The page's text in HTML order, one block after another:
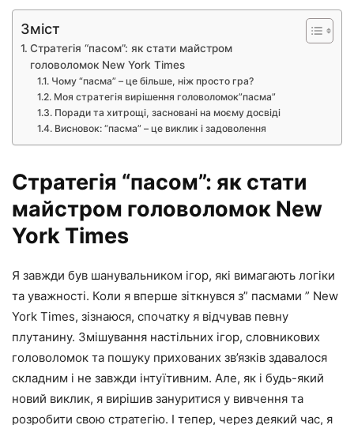
Зміст
Стратегія “пасом”: як стати майстром
головоломок New York Times
Чому “пасма” – це більше, ніж просто гра?
Моя стратегія вирішення головоломок”пасма”
Поради та хитрощі, засновані на моєму досвіді
Висновок: “пасма” – це виклик і задоволення
Стратегія “пасом”: як стати
майстром головоломок New
York Times
Я завжди був шанувальником ігор, які вимагають логіки
та уважності. Коли я вперше зіткнувся з” пасмами ” New
York Times, зізнаюся, спочатку я відчував певну
плутанину. Змішування настільних ігор, словникових
головоломок та пошуку прихованих зв’язків здавалося
складним і не завжди інтуїтивним. Але, як і будь-який
новий виклик, я вирішив зануритися у вивчення та
розробити свою стратегію. І тепер, через деякий час, я